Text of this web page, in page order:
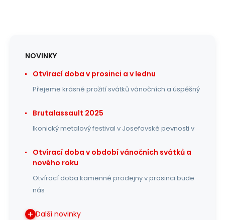
NOVINKY
Otvírací doba v prosinci a v lednu
Přejeme krásné prožití svátků vánočních a úspěšný
Brutalassault 2025
Ikonický metalový festival v Josefovské pevnosti v
Otvírací doba v období vánočních svátků a
nového roku
Otvírací doba kamenné prodejny v prosinci bude
nás
Další novinky